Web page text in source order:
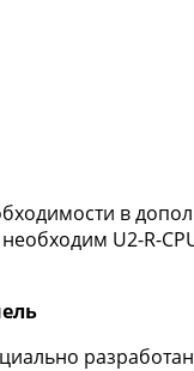
в
U2-R-